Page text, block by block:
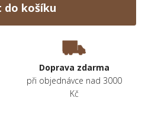
do košíku
Doprava zdarma
při objednávce nad 3000
Kč